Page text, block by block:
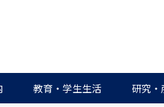
教育・学生生活 研究・